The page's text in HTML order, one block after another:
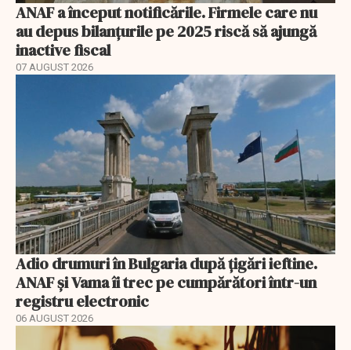
ANAF a început notificările. Firmele care nu
au depus bilanțurile pe 2025 riscă să ajungă
inactive fiscal
07 AUGUST 2026
Adio drumuri în Bulgaria după țigări ieftine.
ANAF și Vama îi trec pe cumpărători într-un
registru electronic
06 AUGUST 2026